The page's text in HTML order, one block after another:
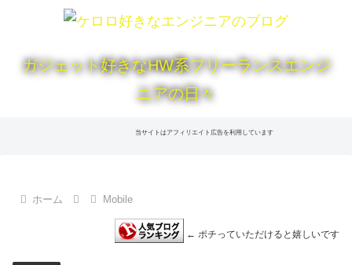
ガジェット好きなHW系フリーランスエンジ
ニアの日々
当サイトはアフィリエイト広告を利用しています
ホーム Mobile
← ポチっていただけると嬉しいです